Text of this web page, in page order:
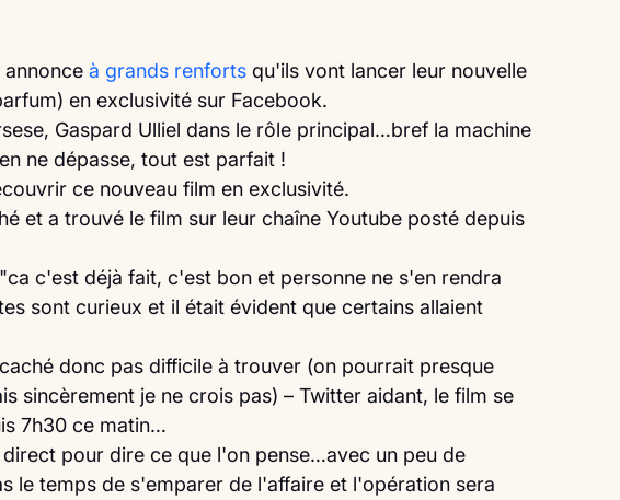
annonce à grands renforts qu'ils vont lancer leur nouvelle
en exclusivité sur Facebook.
Gaspard Ulliel dans le rôle principal…bref la machine
ne dépasse, tout est parfait !
ce nouveau film en exclusivité.
et a trouvé le film sur leur chaîne Youtube posté depuis
c'est déjà fait, c'est bon et personne ne s'en rendra
sont curieux et il était évident que certains allaient
donc pas difficile à trouver (on pourrait presque
sincèrement je ne crois pas) – Twitter aidant, le film se
7h30 ce matin…
pour dire ce que l'on pense…avec un peu de
le temps de s'emparer de l'affaire et l'opération sera